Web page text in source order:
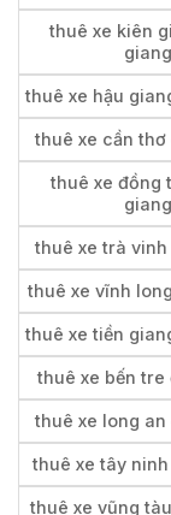
thuê xe kiên
giang
thuê xe hậu
thuê xe cần
thuê xe đồng
giang
thuê xe trà
thuê xe vĩnh
thuê xe tiền
thuê xe bến tre
thuê xe long
thuê xe tây
thuê xe vũng